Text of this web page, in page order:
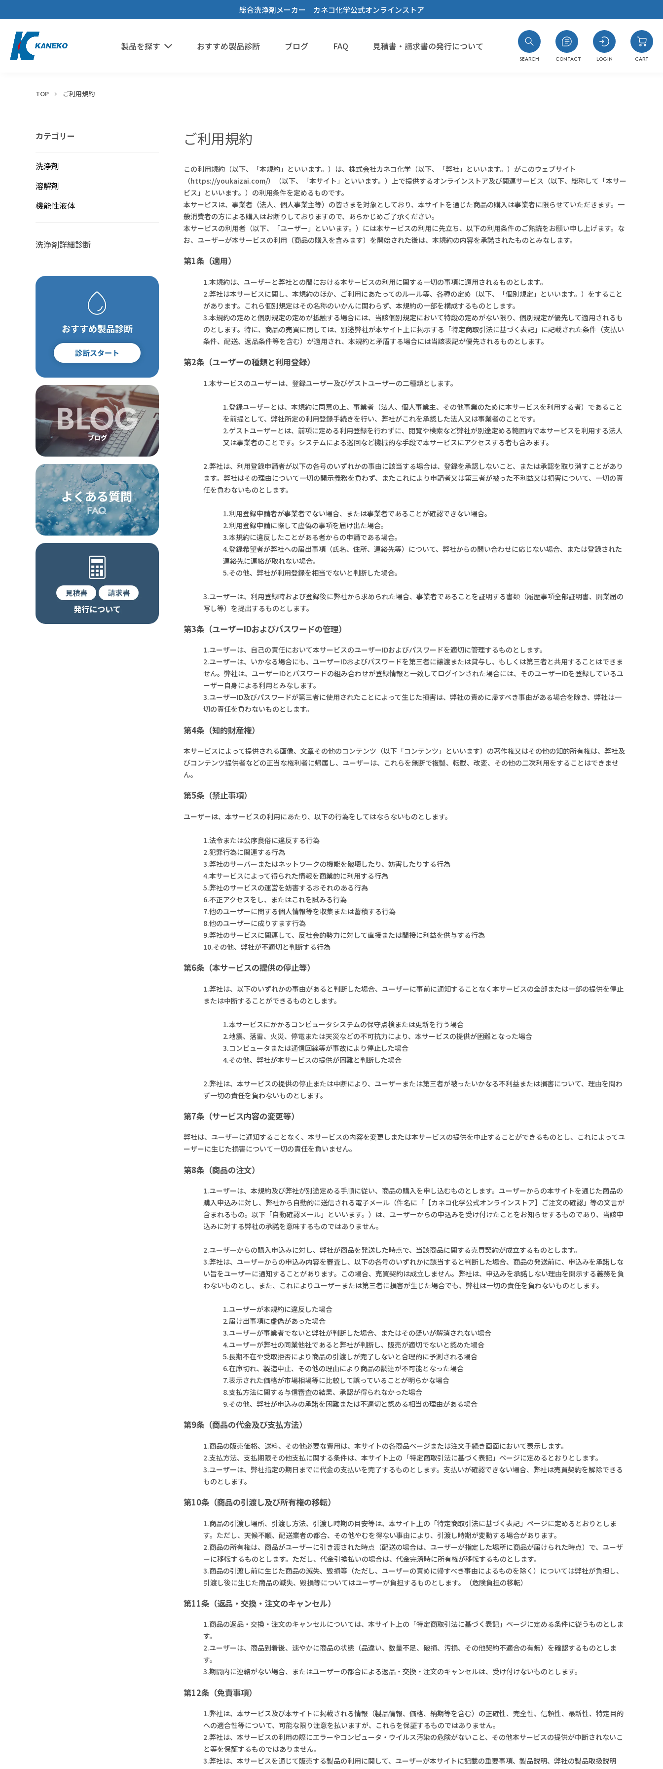
総合洗浄剤メーカー カネコ化学公式オンラインストア
CART
LOGIN
CONTACT
SEARCH
製品を探す
鉱物油・加工油
パーティクル・ほこり
水溶性加工油
フッ素オイル
乾燥・水切り
フラックス洗浄
手拭き洗浄
設備洗浄 溶媒
#洗浄力・溶解力重視（油・樹脂汚れ
#洗浄力重視（水溶性・複合汚れ）
#法規制の少ないものを使いたい
#臭素系代替
#フォンブリンオイルを洗浄したい
#塗装・ゴム・樹脂への影響が少ない
エポキシ
ポリアミド・ナイロン
ABS・ポリカーボネート
接着・溶着
3Dプリンタースムージング
すすぎ洗い・リンス
#耐溶剤性の低い樹脂への汎用品
#樹脂同士を接着したい
#溶ける様子を確認したい
#太陽光パネルを分離したい
希釈剤
冷媒・熱媒体
#フロリナートの代替を探している
#フッ素オイルを希釈・溶解したい
#フッ素樹脂を分散させたい
#比重の高いものを分散させたい
#PCの液浸冷却に使いたい
#-130℃より凝固点の低い液体
おすすめ製品診断 ブログ FAQ 見積書・請求書の発行について
TOP ご利用規約
ご利用規約
この利用規約（以下、「本規約」といいます。）は、株式会社カネコ化学（以下、「弊社」といいます。）がこのウェブサイト
（https://youkaizai.com/）（以下、「本サイト」といいます。）上で提供するオンラインストア及び関連サービス（以下、総称して「本サー
ビス」といいます。）の利用条件を定めるものです。
本サービスは、事業者（法人、個人事業主等）の皆さまを対象としており、本サイトを通じた商品の購入は事業者に限らせていただきます。一
般消費者の方による購入はお断りしておりますので、あらかじめご了承ください。
本サービスの利用者（以下、「ユーザー」といいます。）には本サービスの利用に先立ち、以下の利用条件のご熟読をお願い申し上げます。な
お、ユーザーが本サービスの利用（商品の購入を含みます）を開始された後は、本規約の内容を承諾されたものとみなします。
第1条（適用）
1.本規約は、ユーザーと弊社との間における本サービスの利用に関する一切の事項に適用されるものとします。
2.弊社は本サービスに関し、本規約のほか、ご利用にあたってのルール等、各種の定め（以下、「個別規定」といいます。）をすること
があります。これら個別規定はその名称のいかんに関わらず、本規約の一部を構成するものとします。
3.本規約の定めと個別規定の定めが抵触する場合には、当該個別規定において特段の定めがない限り、個別規定が優先して適用されるも
のとします。特に、商品の売買に関しては、別途弊社が本サイト上に掲示する「特定商取引法に基づく表記」に記載された条件（支払い
条件、配送、返品条件等を含む）が適用され、本規約と矛盾する場合には当該表記が優先されるものとします。
第2条（ユーザーの種類と利用登録）
1.本サービスのユーザーは、登録ユーザー及びゲストユーザーの二種類とします。
1.登録ユーザーとは、本規約に同意の上、事業者（法人、個人事業主、その他事業のために本サービスを利用する者）であること
を前提として、弊社所定の利用登録手続きを行い、弊社がこれを承認した法人又は事業者のことです。
2.ゲストユーザーとは、前項に定める利用登録を行わずに、閲覧や検索など弊社が別途定める範囲内で本サービスを利用する法人
又は事業者のことです。システムによる巡回など機械的な手段で本サービスにアクセスする者も含みます。
2.弊社は、利用登録申請者が以下の各号のいずれかの事由に該当する場合は、登録を承認しないこと、または承認を取り消すことがあり
ます。弊社はその理由について一切の開示義務を負わず、またこれにより申請者又は第三者が被った不利益又は損害について、一切の責
任を負わないものとします。
1.利用登録申請者が事業者でない場合、または事業者であることが確認できない場合。
2.利用登録申請に際して虚偽の事項を届け出た場合。
3.本規約に違反したことがある者からの申請である場合。
4.登録希望者が弊社への届出事項（氏名、住所、連絡先等）について、弊社からの問い合わせに応じない場合、または登録された
連絡先に連絡が取れない場合。
5.その他、弊社が利用登録を相当でないと判断した場合。
3.ユーザーは、利用登録時および登録後に弊社から求められた場合、事業者であることを証明する書類（履歴事項全部証明書、開業届の
写し等）を提出するものとします。
第3条（ユーザーIDおよびパスワードの管理）
1.ユーザーは、自己の責任において本サービスのユーザーIDおよびパスワードを適切に管理するものとします。
2.ユーザーは、いかなる場合にも、ユーザーIDおよびパスワードを第三者に譲渡または貸与し、もしくは第三者と共用することはできま
せん。弊社は、ユーザーIDとパスワードの組み合わせが登録情報と一致してログインされた場合には、そのユーザーIDを登録しているユ
ーザー自身による利用とみなします。
3.ユーザーID及びパスワードが第三者に使用されたことによって生じた損害は、弊社の責めに帰すべき事由がある場合を除き、弊社は一
切の責任を負わないものとします。
第4条（知的財産権）
本サービスによって提供される画像、文章その他のコンテンツ（以下「コンテンツ」といいます）の著作権又はその他の知的所有権は、弊社及
びコンテンツ提供者などの正当な権利者に帰属し、ユーザーは、これらを無断で複製、転載、改変、その他の二次利用をすることはできませ
ん。
第5条（禁止事項）
ユーザーは、本サービスの利用にあたり、以下の行為をしてはならないものとします。
1.法令または公序良俗に違反する行為
2.犯罪行為に関連する行為
3.弊社のサーバーまたはネットワークの機能を破壊したり、妨害したりする行為
4.本サービスによって得られた情報を商業的に利用する行為
5.弊社のサービスの運営を妨害するおそれのある行為
6.不正アクセスをし、またはこれを試みる行為
7.他のユーザーに関する個人情報等を収集または蓄積する行為
8.他のユーザーに成りすます行為
9.弊社のサービスに関連して、反社会的勢力に対して直接または間接に利益を供与する行為
10.その他、弊社が不適切と判断する行為
第6条（本サービスの提供の停止等）
1.弊社は、以下のいずれかの事由があると判断した場合、ユーザーに事前に通知することなく本サービスの全部または一部の提供を停止
または中断することができるものとします。
1.本サービスにかかるコンピュータシステムの保守点検または更新を行う場合
2.地震、落雷、火災、停電または天災などの不可抗力により、本サービスの提供が困難となった場合
3.コンピュータまたは通信回線等が事故により停止した場合
4.その他、弊社が本サービスの提供が困難と判断した場合
2.弊社は、本サービスの提供の停止または中断により、ユーザーまたは第三者が被ったいかなる不利益または損害について、理由を問わ
ず一切の責任を負わないものとします。
第7条（サービス内容の変更等）
弊社は、ユーザーに通知することなく、本サービスの内容を変更しまたは本サービスの提供を中止することができるものとし、これによってユ
ーザーに生じた損害について一切の責任を負いません。
第8条（商品の注文）
1.ユーザーは、本規約及び弊社が別途定める手順に従い、商品の購入を申し込むものとします。ユーザーからの本サイトを通じた商品の
購入申込みに対し、弊社から自動的に送信される電子メール（件名に「【カネコ化学公式オンラインストア】ご注文の確認」等の文言が
含まれるもの。以下「自動確認メール」といいます。）は、ユーザーからの申込みを受け付けたことをお知らせするものであり、当該申
込みに対する弊社の承諾を意味するものではありません。
2.ユーザーからの購入申込みに対し、弊社が商品を発送した時点で、当該商品に関する売買契約が成立するものとします。
3.弊社は、ユーザーからの申込み内容を審査し、以下の各号のいずれかに該当すると判断した場合、商品の発送前に、申込みを承諾しな
い旨をユーザーに通知することがあります。この場合、売買契約は成立しません。弊社は、申込みを承諾しない理由を開示する義務を負
わないものとし、また、これによりユーザーまたは第三者に損害が生じた場合でも、弊社は一切の責任を負わないものとします。
1.ユーザーが本規約に違反した場合
2.届け出事項に虚偽があった場合
3.ユーザーが事業者でないと弊社が判断した場合、またはその疑いが解消されない場合
4.ユーザーが弊社の同業他社であると弊社が判断し、販売が適切でないと認めた場合
5.長期不在や受取拒否により商品の引渡しが完了しないと合理的に予測される場合
6.在庫切れ、製造中止、その他の理由により商品の調達が不可能となった場合
7.表示された価格が市場相場等に比較して誤っていることが明らかな場合
8.支払方法に関する与信審査の結果、承認が得られなかった場合
9.その他、弊社が申込みの承諾を困難または不適切と認める相当の理由がある場合
第9条（商品の代金及び支払方法）
1.商品の販売価格、送料、その他必要な費用は、本サイトの各商品ページまたは注文手続き画面において表示します。
2.支払方法、支払期限その他支払に関する条件は、本サイト上の「特定商取引法に基づく表記」ページに定めるとおりとします。
3.ユーザーは、弊社指定の期日までに代金の支払いを完了するものとします。支払いが確認できない場合、弊社は売買契約を解除できる
ものとします。
第10条（商品の引渡し及び所有権の移転）
1.商品の引渡し場所、引渡し方法、引渡し時期の目安等は、本サイト上の「特定商取引法に基づく表記」ページに定めるとおりとしま
す。ただし、天候不順、配送業者の都合、その他やむを得ない事由により、引渡し時期が変動する場合があります。
2.商品の所有権は、商品がユーザーに引き渡された時点（配送の場合は、ユーザーが指定した場所に商品が届けられた時点）で、ユーザ
ーに移転するものとします。ただし、代金引換払いの場合は、代金完済時に所有権が移転するものとします。
3.商品の引渡し前に生じた商品の滅失、毀損等（ただし、ユーザーの責めに帰すべき事由によるものを除く）については弊社が負担し、
引渡し後に生じた商品の滅失、毀損等についてはユーザーが負担するものとします。（危険負担の移転）
第11条（返品・交換・注文のキャンセル）
1.商品の返品・交換・注文のキャンセルについては、本サイト上の「特定商取引法に基づく表記」ページに定める条件に従うものとしま
す。
2.ユーザーは、商品到着後、速やかに商品の状態（品違い、数量不足、破損、汚損、その他契約不適合の有無）を確認するものとしま
す。
3.期間内に連絡がない場合、またはユーザーの都合による返品・交換・注文のキャンセルは、受け付けないものとします。
第12条（免責事項）
1.弊社は、本サービス及び本サイトに掲載される情報（製品情報、価格、納期等を含む）の正確性、完全性、信頼性、最新性、特定目的
への適合性等について、可能な限り注意を払いますが、これらを保証するものではありません。
2.弊社は、本サービスの利用の際にエラーやコンピュータ・ウイルス汚染の危険がないこと、その他本サービスの提供が中断されないこ
と等を保証するものではありません。
3.弊社は、本サービスを通じて販売する製品の利用に関して、ユーザーが本サイトに記載の重要事項、製品説明、弊社の製品取扱説明
カテゴリー
洗浄剤
溶解剤
機能性液体
洗浄剤詳細診断